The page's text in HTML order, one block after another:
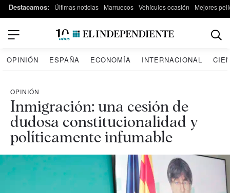
Destacamos: Últimas noticias Marruecos Vehículos ocasión Mejores
OPINIÓN ESPAÑA ECONOMÍA INTERNACIONAL
OPINIÓN
Inmigración: una cesión de
dudosa constitucionalidad y
políticamente infumable